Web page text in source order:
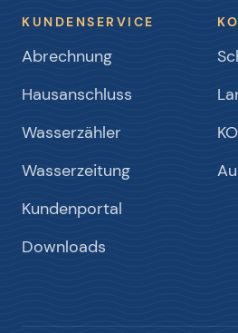
KUNDENSERVICE
Abrechnung
Hausanschluss
Wasserzähler
Wasserzeitung
Kundenportal
Downloads